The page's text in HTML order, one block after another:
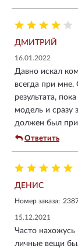
ДМИТРИЙ
16.01.2022
Давно искал
всегда при мне.
результата,
модель и сразу
должен был
Ответить
ДЕНИС
Номер заказа:
15.12.2021
Часто
личные вещи